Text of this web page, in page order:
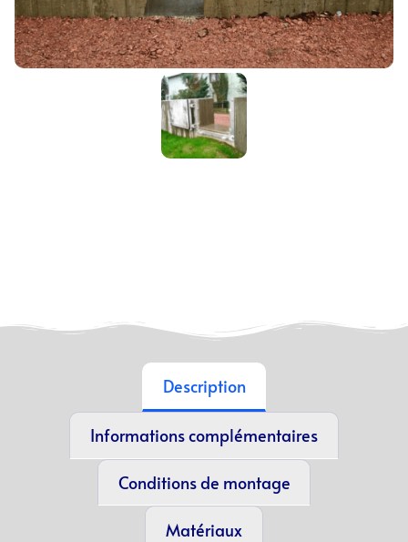
Description
Informations complémentaires
Conditions de montage
Matériaux